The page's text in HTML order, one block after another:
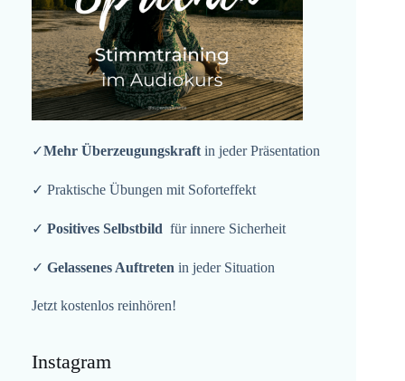
✓Mehr Überzeugungskraft in jeder Präsentation
✓ Praktische Übungen mit Soforteffekt
✓ Positives Selbstbild für innere Sicherheit
✓ Gelassenes Auftreten in jeder Situation
Jetzt kostenlos reinhören!
Instagram